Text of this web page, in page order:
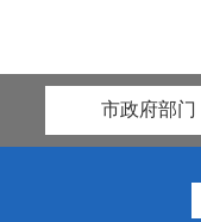
市政府部门